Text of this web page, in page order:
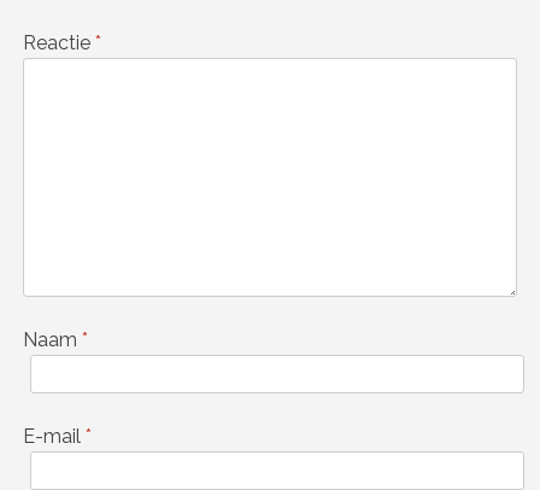
Reactie *
Naam *
E-mail *